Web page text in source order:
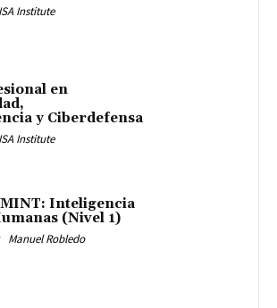
Institute
en
y Ciberdefensa
Institute
Inteligencia
(Nivel 1)
Manuel Robledo